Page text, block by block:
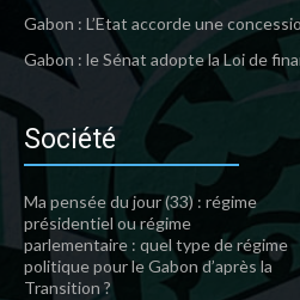
Gabon : L’Etat accorde une
Gabon : le Sénat adopte la Loi de
Société
Ma pensée du jour (33) : régime
présidentiel ou régime
parlementaire : quel type de régime
politique pour le Gabon d’après la
Transition ?